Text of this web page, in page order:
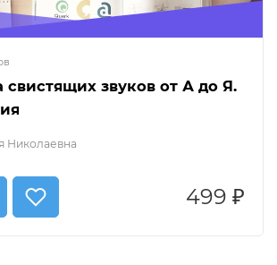
свистящих звуков от А до Я.
Николаевна
499 ₽